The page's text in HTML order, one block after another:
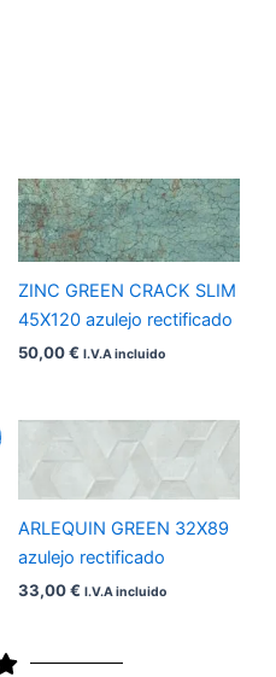
ZINC GREEN CRACK SLIM
45X120 azulejo rectificado
50,00€ I.V.A incluido
ARLEQUIN GREEN 32X89
azulejo rectificado
33,00€ I.V.A incluido